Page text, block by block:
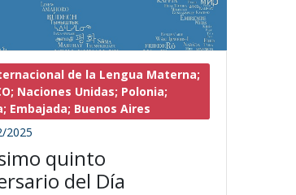
de la Lengua Materna;
Naciones Unidas; Polonia;
Embajada; Buenos Aires
2025
quinto
del Día